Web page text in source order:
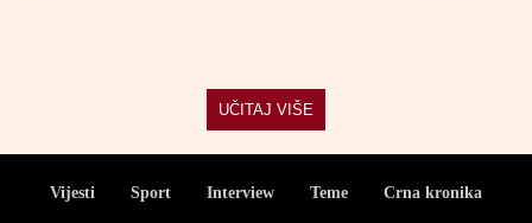
UČITAJ VIŠE
Vijesti Sport Interview Teme Crna kronika